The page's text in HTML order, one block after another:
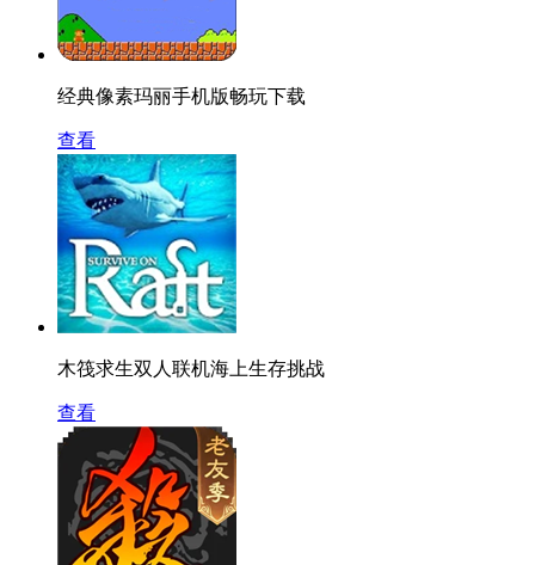
经典像素玛丽手机版畅玩下载
查看
木筏求生双人联机海上生存挑战
查看